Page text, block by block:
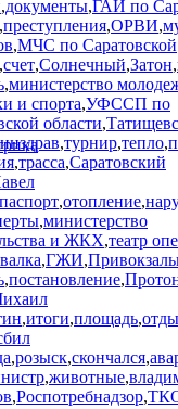
,документы,ГАИ по
,преступления,ОРВИ,
,МЧС по Саратовской
,счет,Солнечный,Затон,
,министерство
и спорта,УФССП по
области,
,турнир,тепло,
,трасса,Саратовский
паспорт,отопление,
,министерство
и ЖКХ,театр
,ГЖИ,
,постановление,
,итоги,площадь,
,розыск,скончался,
,животные,
,Роспотребнадзор,